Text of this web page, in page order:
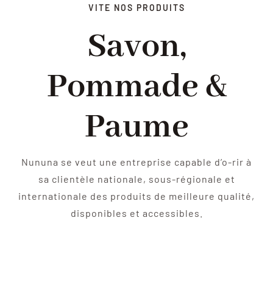
VITE NOS PRODUITS
Savon,
Pommade &
Paume
Nununa se veut une entreprise capable d’o-rir à
sa clientèle nationale, sous-régionale et
internationale des produits de meilleure qualité,
disponibles et accessibles.